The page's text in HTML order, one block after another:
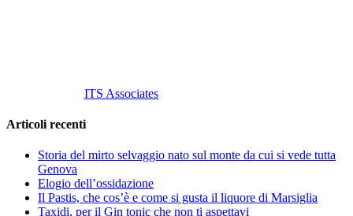
ITS Associates
Articoli recenti
Storia del mirto selvaggio nato sul monte da cui si vede tutta
Genova
Elogio dell’ossidazione
Il Pastis, che cos’è e come si gusta il liquore di Marsiglia
Taxidi, per il Gin tonic che non ti aspettavi